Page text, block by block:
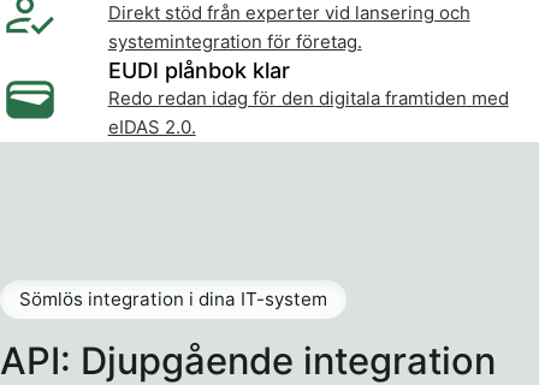
Direkt stöd från experter vid lansering och
systemintegration för företag.
EUDI plånbok klar
Redo redan idag för den digitala framtiden med
eIDAS 2.0.
API: Djupgående integration
Sömlös integration i dina IT-system